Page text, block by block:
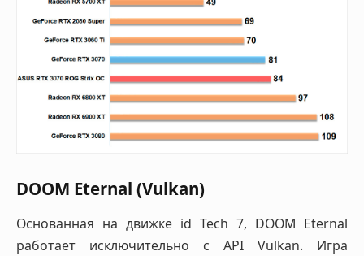
DOOM Eternal (Vulkan)
Основанная на движке id Tech 7, DOOM Eternal
работает исключительно с API Vulkan. Игра